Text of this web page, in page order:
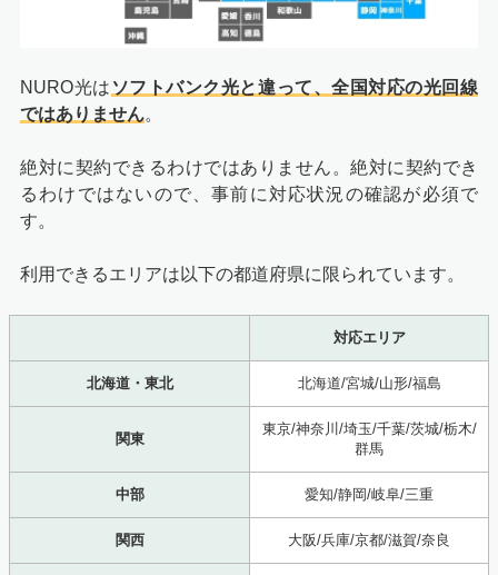
NURO光は ソフトバンク光と違って、全国対応の光回線
ではありません。
絶対に契約できるわけではありません。絶対に契約でき
るわけではないので、事前に対応状況の確認が必須で
す。
利用できるエリアは以下の都道府県に限られています。
対応エリア
北海道・東北 北海道/宮城/山形/福島
関東
東京/神奈川/埼玉/千葉/茨城/栃木/
群馬
中部 愛知/静岡/岐阜/三重
関西 大阪/兵庫/京都/滋賀/奈良